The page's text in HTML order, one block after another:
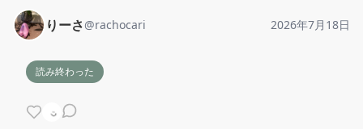
りーさ@rachocari 2026年7月18日
読み終わった